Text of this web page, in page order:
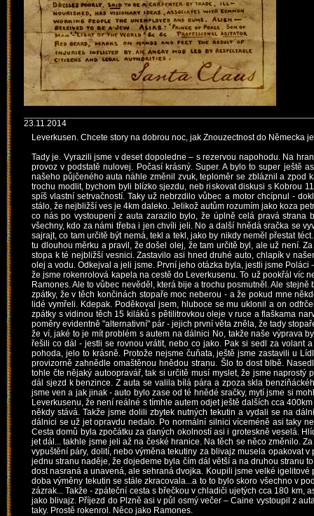
23.11.2014
Leverkusen. Chcete story na dobrou noc, jak Znouzectnost do Německa
Tady je. Vyrazili jsme v deset dopoledne – s rezervou napohodu. Na
provoz v podstatě nulovej. Počasí krásný. Super. A bylo to super ještě
našeho půjčeného auta náhle změnil zvuk, teploměr se zbláznil a zpod
trochu modlit, bychom byli blízko sjezdu, neb riskovat diskusi s Kobrou
spíš vlastní setrvačností. Taky už nebrzdilo vůbec a motor chcípnul -
stálo, že nejbližší ves je 4km daleko. Jelikož autům rozumím jako koza
co nás po vystoupení z auta zarazilo bylo, že úplně celá pravá
všechny, kdo za námi třeba i jen chvíli jeli. No a další hnědá sračka se
sajrajt, co tam určitě být nemá, tekl a tekl, jako by nikdy neměl přestat
tu dlouhou měrku a pravil, že došel olej, že tam určitě byl, ale už není.
stopa k té nejbližší vesnici. Zastavilo asi hned druhé auto, chlapík v
olej a vodu. Odkejval a jeli jsme. První jeho otázka byla, jestli jsme
že jsme rokenrolová kapela na cestě do Leverkusenu. To už pookřál víc
Ramones. Ale to vůbec nevěděl, která bije a trochu posmutněl. Ale
zpátky, že v těch končinách stopaře moc neberou - a že pokud mne
lidé vymřeli. Kdepak. Poděkoval jsem, hluboce se mu uklonil a on
zpátky s vidinou těch 15 kiláků s pětilitrovkou oleje v ruce a flaškama
poměry evidentně "alternativní" pár - jejich první věta zněla, že tady
že ví, jaké to je mít problém s autem na dálnici No, takže naše výprava
řešili co dál - jestli se rovnou vrátit, nebo co jako. Pak si sedl za volant
pohoda, jelo to krásně. Protože nejsme čuňata, ještě jsme zastavili u
provizorně zahnědle omaštěnou hnědou stranu. Šlo to dost blbě.
tohle čte nějaký autoopravář, tak si určitě musí myslet, že jsme
dál sjezd k benzince. Z auta se valila bílá pára a zpoza skla
jsme ven a jak jinak - auto bylo zase od té hnědé sračky, mytí jsme si
Leverkusenu, že není reálné s tímhle autem odjet ještě dalších cca
někdy stává. Takže jsme dolili zbytek nutných tekutin a vydali se na
dálnici se už jet opravdu nedalo. Po normální silnici víceméně asi taky
Cesta domů byla zpočátku za daných okolností asi i groteskně veselá.
jet dál... takhle jsme jeli až na české hranice. Na těch se něco změnilo.
vypuštění páry, dolití, nebo výměna tekutiny za blivajz musela opakovat
jednu stranu naděje, že dojedeme byla čím dál větší a na druhou stranu
dost nasraná a unavená, ale sehraná dvojka. Koupili jsme velké
doba výměny tekutin se stále zkracovala...a to to bylo skoro všechno v
zázrak... Takže - zpáteční cesta s břečkou v chladiči ujetých cca 180
jako blivajz. Příjezd do Plzně asi v půl osmý večer – Caine vystoupil z
taky. Prostě rokenrol. Něco jako Ramones.